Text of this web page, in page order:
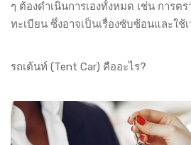
ๆ ต้องดำเนินการเองทั้งหมด เช่น การต
ทะเบียน ซึ่งอาจเป็นเรื่องซับซ้อนและใช้
รถเต้นท์ (Tent Car) คืออะไร?